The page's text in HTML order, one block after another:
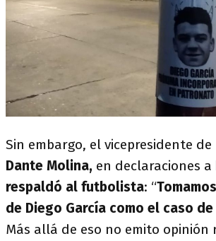
Sin embargo, el vicepresidente
Dante Molina, en declaraciones a
respaldó al futbolista: “
de Diego García como el caso
Más allá de eso no emito opinión